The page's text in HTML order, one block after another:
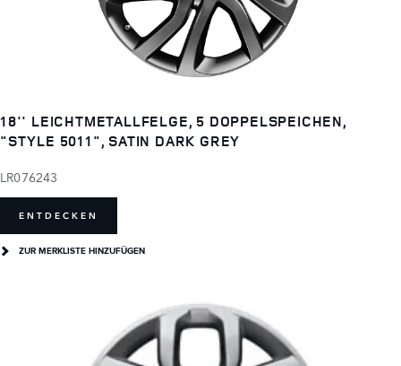
18'' LEICHTMETALLFELGE, 5 DOPPELSPEICHEN,
"STYLE 5011", SATIN DARK GREY
LR076243
ENTDECKEN
ZUR MERKLISTE HINZUFÜGEN